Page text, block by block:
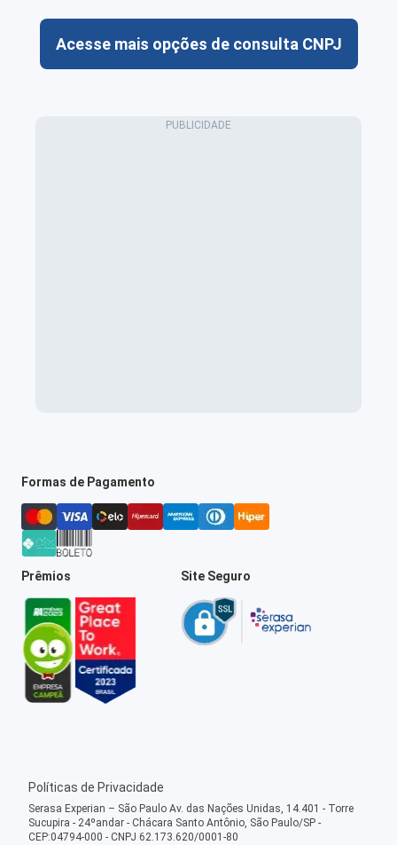
Acesse mais opções de consulta CNPJ
Formas de Pagamento
Prêmios Site Seguro
Políticas de Privacidade
Serasa Experian – São Paulo Av. das Nações Unidas, 14.401 - Torre
Sucupira - 24ºandar - Chácara Santo Antônio, São Paulo/SP -
CEP:04794-000 - CNPJ 62.173.620/0001-80